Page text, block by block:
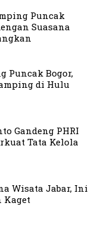
Puncak
Suasana
Puncak Bogor,
di Hulu
Gandeng PHRI
Tata Kelola
Wisata Jabar, Ini
Kaget